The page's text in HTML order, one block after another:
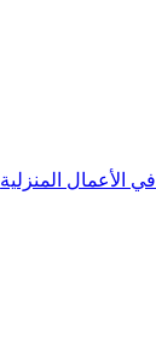
الأعمال المنزلية